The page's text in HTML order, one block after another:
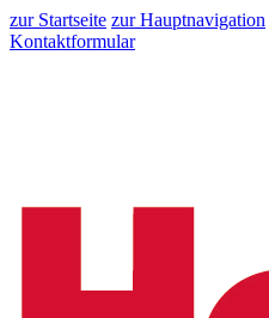
zur Startseite zur Hauptnavigation
Kontaktformular